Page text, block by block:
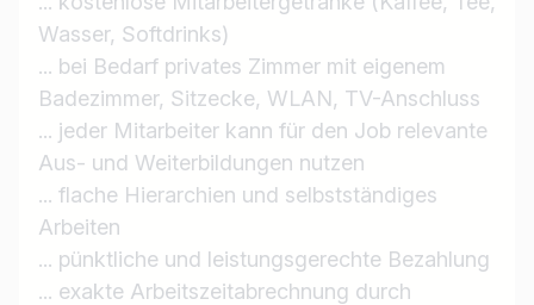
Wasser, Softdrinks)
... bei Bedarf privates Zimmer mit eigenem
Badezimmer, Sitzecke, WLAN, TV-Anschluss
... jeder Mitarbeiter kann für den Job relevante
Aus- und Weiterbildungen nutzen
... flache Hierarchien und selbstständiges
Arbeiten
... pünktliche und leistungsgerechte Bezahlung
... exakte Arbeitszeitabrechnung durch